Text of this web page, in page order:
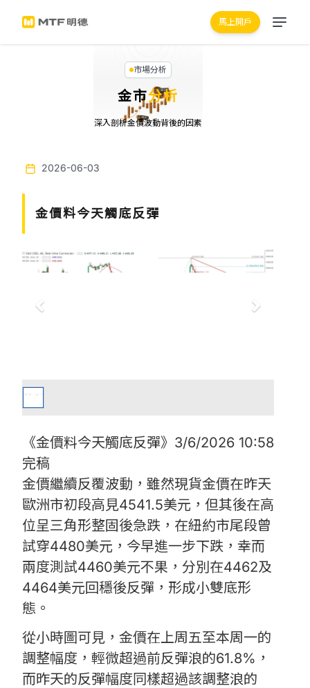
馬上開戶
市場分析
金市分析
深入剖析金價波動背後的因素
2026-06-03
金價料今天觸底反彈
Previous Next
《金價料今天觸底反彈》3/6/2026 10:58
完稿
金價繼續反覆波動，雖然現貨金價在昨天
歐洲市初段高見4541.5美元，但其後在高
位呈三角形整固後急跌，在紐約市尾段曾
試穿4480美元，今早進一步下跌，幸而
兩度測試4460美元不果，分別在4462及
4464美元回穩後反彈，形成小雙底形
態。
從小時圖可見，金價在上周五至本周一的
調整幅度，輕微超過前反彈浪的61.8%，
而昨天的反彈幅度同樣超過該調整浪的